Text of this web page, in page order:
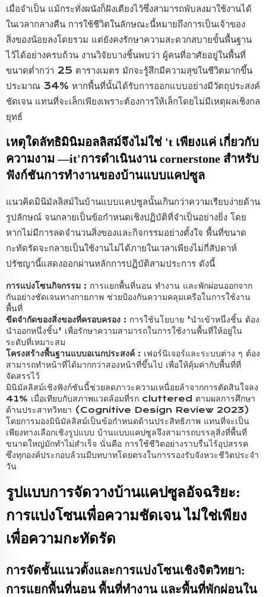
เมื่อจำเป็น แม้กระทั่งผนังก็ฝังเตียงไว้ซึ่งสามารถพับลงมาใช้งานได้
ในเวลากลางคืน การใช้ชีวิตในลักษณะนี้หมายถึงการเป็นเจ้าของ
สิ่งของน้อยลงโดยรวม แต่ยังคงรักษาความสะดวกสบายขั้นพื้นฐาน
ไว้ได้อย่างครบถ้วน งานวิจัยบางชิ้นพบว่า ผู้คนที่อาศัยอยู่ในพื้นที่
ขนาดต่ำกว่า 25 ตารางเมตร มักจะรู้สึกมีความสุขในชีวิตมากขึ้น
ประมาณ 34% หากพื้นที่นั้นได้รับการออกแบบอย่างมีวัตถุประสงค์
ชัดเจน แทนที่จะเล็กเพียงเพราะต้องการให้เล็กโดยไม่มีเหตุผลเชิงกล
ยุทธ์
เหตุใดลัทธิมินิมอลลิสม์จึงไม่ใช่ 't เพียงแค่ เกี่ยวกับ
ความงาม—it'การดำเนินงาน cornerstone สำหรับ
ฟังก์ชันการทำงานของบ้านแบบแคปซูล
แนวคิดมินิมัลลิสม์ในบ้านแบบแคปซูลนั้นเกินกว่าความเรียบง่ายด้าน
รูปลักษณ์ จนกลายเป็นข้อกำหนดเชิงปฏิบัติที่จำเป็นอย่างยิ่ง โดย
หากไม่มีการลดจำนวนสิ่งของและกิจกรรมอย่างตั้งใจ พื้นที่ขนาด
กะทัดรัดจะกลายเป็นใช้งานไม่ได้ภายในเวลาเพียงไม่กี่สัปดาห์
ปรัชญานี้แสดงออกผ่านหลักการปฏิบัติสามประการ ดังนี้
การแบ่งโซนกิจกรรม : การแยกพื้นที่นอน ทำงาน และพักผ่อนออกจาก
กันอย่างชัดเจนทางกายภาพ ช่วยป้องกันความคลุมเครือในการใช้งาน
พื้นที่
ขีดจำกัดของสิ่งของที่ครอบครอง : การใช้นโยบาย 'นำเข้าหนึ่งชิ้น ต้อง
นำออกหนึ่งชิ้น' เพื่อรักษาความสามารถในการใช้งานพื้นที่ให้อยู่ใน
ระดับที่เหมาะสม
โครงสร้างพื้นฐานแบบอเนกประสงค์ : เฟอร์นิเจอร์และระบบต่าง ๆ ต้อง
สามารถทำหน้าที่ได้มากกว่าสองหน้าที่ขึ้นไป เพื่อให้คุ้มค่ากับพื้นที่ที่
จัดสรรไว้
มินิมัลลิสม์เชิงฟังก์ชันนี้ช่วยลดภาวะความเหนื่อยล้าจากการตัดสินใจลง
41% เมื่อเทียบกับสภาพแวดล้อมที่รก cluttered ตามผลการศึกษา
ด้านประสาทวิทยา (Cognitive Design Review 2023)
โดยการมองมินิมัลลิสม์เป็นข้อกำหนดด้านประสิทธิภาพ แทนที่จะเป็น
เพียงทางเลือกเชิงรูปแบบ บ้านแบบแคปซูลจึงสามารถบรรลุสิ่งที่พื้นที่
ขนาดใหญ่มักทำไม่สำเร็จ นั่นคือ การใช้ชีวิตอย่างราบรื่นไร้อุปสรรค
ซึ่งทุกองค์ประกอบล้วนมีบทบาทโดยตรงในการรองรับจังหวะชีวิตประจำ
วัน
รูปแบบการจัดวางบ้านแคปซูลอัจฉริยะ:
การแบ่งโซนเพื่อความชัดเจน ไม่ใช่เพียง
เพื่อความกะทัดรัด
การจัดชั้นแนวตั้งและการแบ่งโซนเชิงจิตวิทยา:
การแยกพื้นที่นอน พื้นที่ทำงาน และพื้นที่พักผ่อนใน